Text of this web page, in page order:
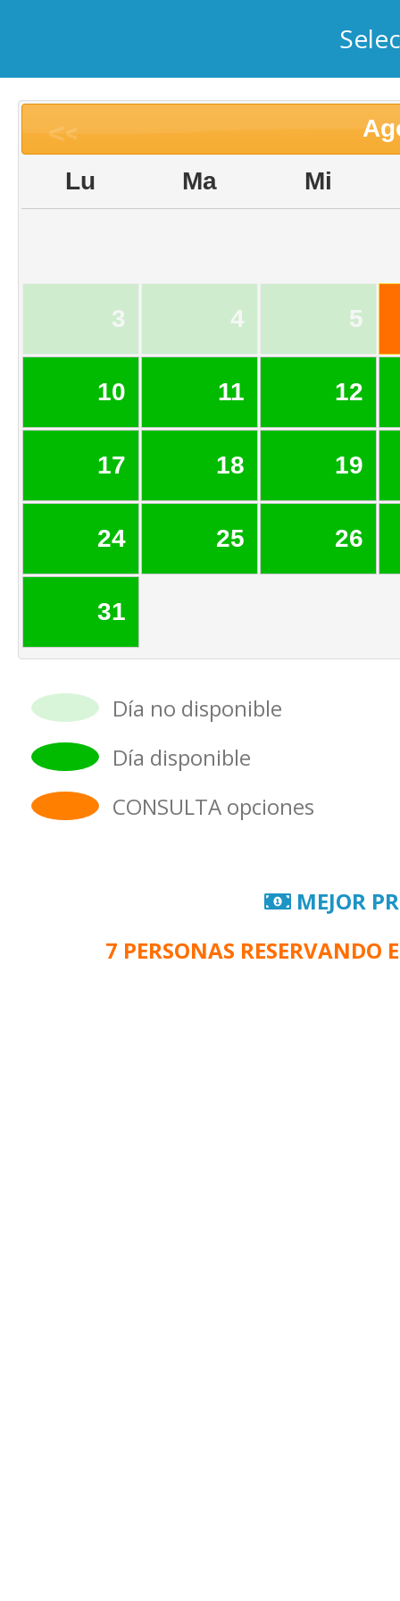
<<
Lu
Ma Mi
3 4 5
10 11 12
17 18 19
24 25 26
31
Día no disponible
Día disponible
CONSULTA opciones
MEJOR
7 PERSONAS RESERVANDO